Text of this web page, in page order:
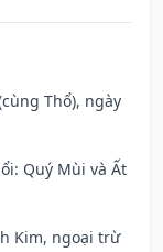
Thổ), ngày
Quý Mùi và Ất
Kim, ngoại trừ